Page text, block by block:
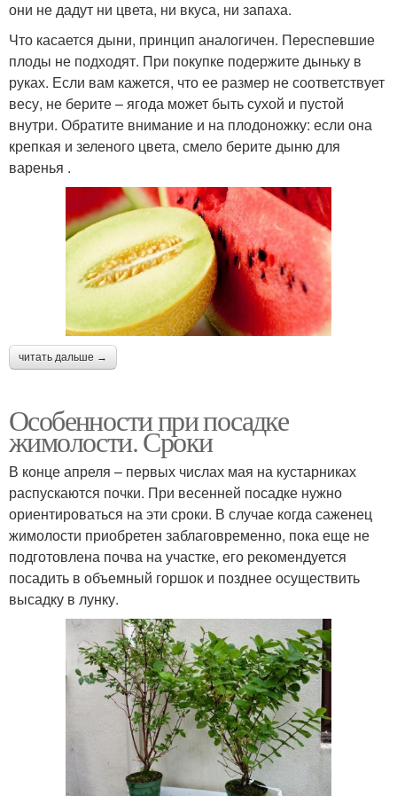
они не дадут ни цвета, ни вкуса, ни запаха.
Что касается дыни, принцип аналогичен. Переспевшие
плоды не подходят. При покупке подержите дыньку в
руках. Если вам кажется, что ее размер не соответствует
весу, не берите – ягода может быть сухой и пустой
внутри. Обратите внимание и на плодоножку: если она
крепкая и зеленого цвета, смело берите дыню для
варенья .
читать дальше →
Особенности при посадке
жимолости. Сроки
В конце апреля – первых числах мая на кустарниках
распускаются почки. При весенней посадке нужно
ориентироваться на эти сроки. В случае когда саженец
жимолости приобретен заблаговременно, пока еще не
подготовлена почва на участке, его рекомендуется
посадить в объемный горшок и позднее осуществить
высадку в лунку.